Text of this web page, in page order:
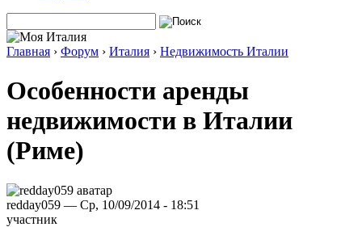
Главная › Форум › Италия › Недвижимость Италии
Особенности аренды
недвижимости в Италии
(Риме)
redday059 — Ср, 10/09/2014 - 18:51
участник